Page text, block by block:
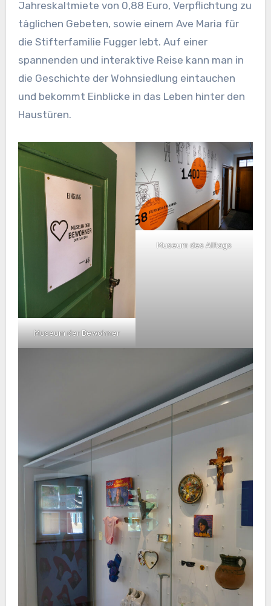
Jahreskaltmiete von 0,88 Euro, Verpflichtung zu
täglichen Gebeten, sowie einem Ave Maria für
die Stifterfamilie Fugger lebt. Auf einer
spannenden und interaktive Reise kann man in
die Geschichte der Wohnsiedlung eintauchen
und bekommt Einblicke in das Leben hinter den
Haustüren.
Museum der Bewohner
Museum des Alltags